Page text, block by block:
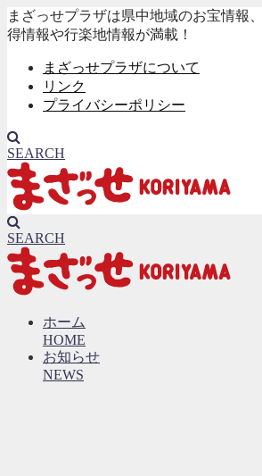
まざっせプラザは県中地域のお宝情報
得情報や行楽地情報が満載！
まざっせプラザについて
リンク
プライバシーポリシー
SEARCH
SEARCH
ホーム
HOME
お知らせ
NEWS